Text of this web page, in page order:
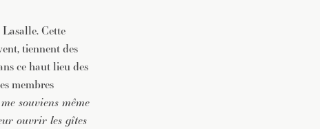
Cette
tiennent des
ce haut lieu des
membres
souviens même
ouvrir les gîtes